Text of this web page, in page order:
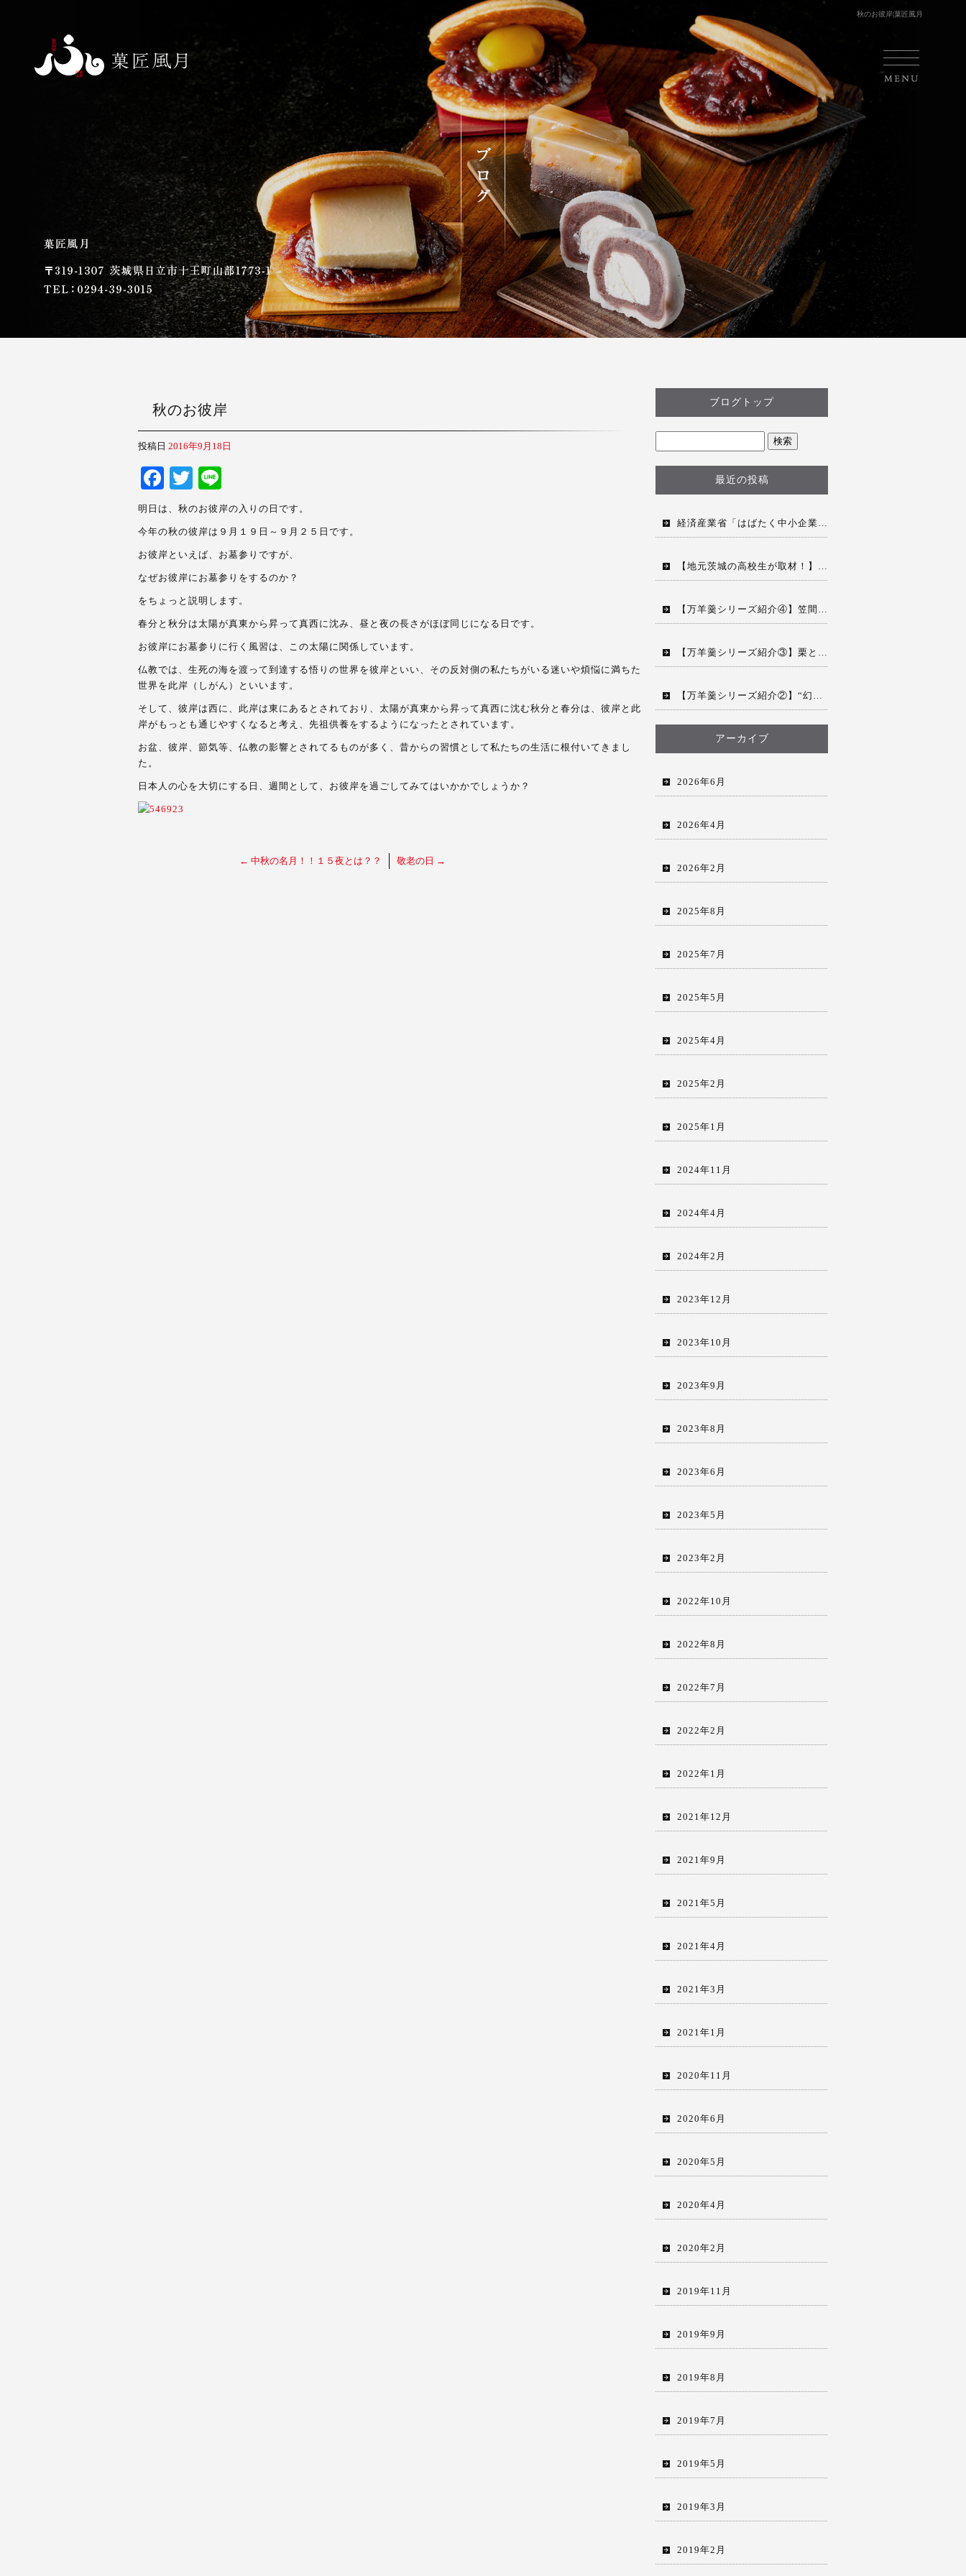
秋のお彼岸|菓匠風月
秋のお彼岸
投稿日 2016年9月18日
Fa
ce
bo
ok
T
wi
tte
r
ne
明日は、秋のお彼岸の入りの日です。
今年の秋の彼岸は９月１９日～９月２５日です。
お彼岸といえば、お墓参りですが、
なぜお彼岸にお墓参りをするのか？
をちょっと説明します。
春分と秋分は太陽が真東から昇って真西に沈み、昼と夜の長さがほぼ同じになる日です。
お彼岸にお墓参りに行く風習は、この太陽に関係しています。
仏教では、生死の海を渡って到達する悟りの世界を彼岸といい、その反対側の私たちがいる迷いや煩悩に満ちた
世界を此岸（しがん）といいます。
そして、彼岸は西に、此岸は東にあるとされており、太陽が真東から昇って真西に沈む秋分と春分は、彼岸と此
岸がもっとも通じやすくなると考え、先祖供養をするようになったとされています。
お盆、彼岸、節気等、仏教の影響とされてるものが多く、昔からの習慣として私たちの生活に根付いてきまし
た。
日本人の心を大切にする日、週間として、お彼岸を過ごしてみてはいかかでしょうか？
← 中秋の名月！！１５夜とは？？ 敬老の日 →
ブログトップ
最近の投稿
経済産業省「はばたく中小企業・小規模事業社300社」に選出されました。
【地元茨城の高校生が取材！】菓匠風月が描く「和菓子の海外進出」とこれからの挑戦
【万羊羹シリーズ紹介④】笠間栗のホクホク感が楽しめる「万羊羹 笠間」
【万羊羹シリーズ紹介③】栗と日本の物語を、銘々で。「万羊羹 飯沼MEIMEI」
【万羊羹シリーズ紹介②】“幻の栗”を贅沢に散りばめた「万羊羹 飯沼」
アーカイブ
2026年6月
2026年4月
2026年2月
2025年8月
2025年7月
2025年5月
2025年4月
2025年2月
2025年1月
2024年11月
2024年4月
2024年2月
2023年12月
2023年10月
2023年9月
2023年8月
2023年6月
2023年5月
2023年2月
2022年10月
2022年8月
2022年7月
2022年2月
2022年1月
2021年12月
2021年9月
2021年5月
2021年4月
2021年3月
2021年1月
2020年11月
2020年6月
2020年5月
2020年4月
2020年2月
2019年11月
2019年9月
2019年8月
2019年7月
2019年5月
2019年3月
2019年2月